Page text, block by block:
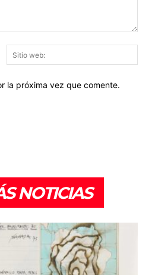
web:
la próxima vez que comente.
NOTICIAS